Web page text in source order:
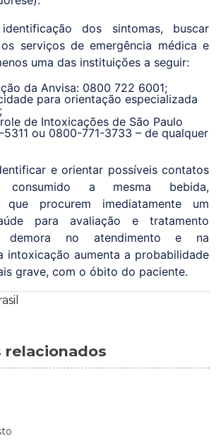
dos sintomas, buscar
serviços de emergência médica e
uma das instituições a seguir:
da Anvisa: 0800 722 6001;
para orientação especializada
de Intoxicações de São Paulo
5311 ou 0800-771-3733 – de qualquer
e orientar possíveis contatos
consumido a mesma bebida,
que procurem imediatamente um
para avaliação e tratamento
demora no atendimento e na
intoxicação aumenta a probabilidade
grave, com o óbito do paciente.
relacionados